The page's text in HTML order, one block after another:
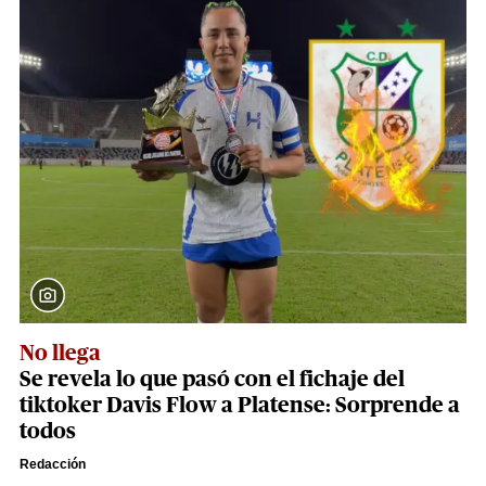
No llega
Se revela lo que pasó con el fichaje del
tiktoker Davis Flow a Platense: Sorprende a
todos
Redacción